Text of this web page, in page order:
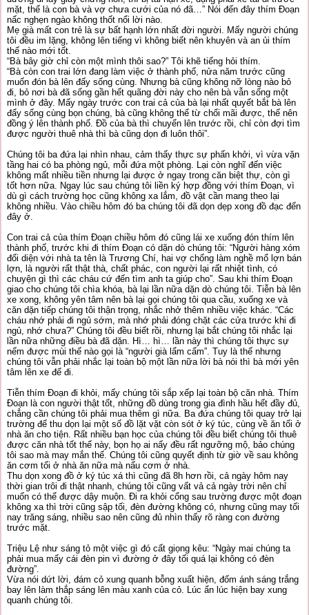
mặt, thế là con bà và vợ chưa cưới của nó đã…” Nói đến đây thím Đoạn
nấc nghẹn ngào không thốt nổi lời nào.
Mẹ già mất con trẻ là sự bất hạnh lớn nhất đời người. Mấy người chúng
tôi đều im lặng, không lên tiếng vì không biết nên khuyên và an ủi thím
thế nào mới tốt.
“Bà bây giờ chỉ còn một mình thôi sao?” Tôi khẽ tiếng hỏi thím.
“Bà còn con trai lớn đang làm việc ở thành phố, nửa năm trước cũng
muốn đón bà lên đấy sống cùng. Nhưng bà cũng không nỡ lòng nào bỏ
đi, bỏ nơi bà đã sống gần hết quãng đời này cho nên bà vẫn sống một
mình ở đây. Mấy ngày trước con trai cả của bà lại nhất quyết bắt bà lên
đấy sống cùng bọn chúng, bà cũng không thể từ chối mãi được, thế nên
đồng ý lên thành phố. Đồ của bà thì chuyển lên trước rồi, chỉ còn đợi tìm
được người thuê nhà thì bà cũng dọn đi luôn thôi”.
Chúng tôi ba đứa lại nhìn nhau, cảm thấy thực sự phấn khởi, vì vừa vặn
tầng hai có ba phòng ngủ, mỗi đứa một phòng. Lại còn nghĩ đến việc
không mất nhiều tiền nhưng lại được ở ngay trong căn biệt thự, còn gì
tốt hơn nữa. Ngay lúc sau chúng tôi liền ký hợp đồng với thím Đoạn, vì
dù gì cách trường học cũng không xa lắm, đồ vật cần mang theo lại
không nhiều. Vào chiều hôm đó ba chúng tôi đã dọn dẹp xong đồ đạc đến
đây ở.
Con trai cả của thím Đoạn chiều hôm đó cũng lái xe xuống đón thím lên
thành phố, trước khi đi thím Đoạn có dặn dò chúng tôi: “Người hàng xóm
đối diện với nhà ta tên là Trương Chí, hai vợ chống làm nghề mổ lợn bán
lợn, là người rất thật thà, chất phác, con người lại rất nhiệt tình, có
chuyện gì thì các cháu cứ đến tìm anh ta giúp cho”. Sau khi thím Đoạn
giao cho chúng tôi chìa khóa, bà lại lần nữa dặn dò chúng tôi. Tiễn bà lên
xe xong, không yên tâm nên bà lại gọi chúng tôi qua cầu, xuống xe và
căn dặn tiếp chúng tôi thận trọng, nhắc nhở thêm nhiều việc khác. “Các
cháu nhớ phải đi ngủ sớm, mà nhớ phải đóng chặt các cửa trước khi đi
ngủ, nhớ chưa?” Chúng tôi đều biết rồi, nhưng lại bắt chúng tôi nhắc lại
lần nữa những điều bà đã dặn. Hì… hì… lần này thì chúng tôi thực sự
nếm được mùi thế nào gọi là “người già lẩm cẩm”. Tuy là thế nhưng
chúng tôi vẫn phải nhắc lại toàn bộ một lần nữa lời bà nói thì bà mới yên
tâm lên xe để đi.
Tiễn thím Đoạn đi khỏi, mấy chúng tôi sắp xếp lại toàn bộ căn nhà. Thím
Đoạn là con người thật tốt, những đồ dùng trong gia đình hầu hết đầy đủ,
chẳng cần chúng tôi phải mua thêm gì nữa. Ba đứa chúng tôi quay trở lại
trường để thu dọn lại một số đồ lặt vặt còn sót ở ký túc, cùng về ăn tối ở
nhà ăn cho tiện. Rất nhiều bạn học của chúng tôi đều biết chúng tôi thuê
được căn nhà tốt thế này, bọn họ ai nấy đều rất ngưỡng mộ, bảo chúng
tôi sao mà may mắn thế. Chúng tôi cũng quyết định từ giờ về sau không
ăn cơm tối ở nhà ăn nữa mà nấu cơm ở nhà.
Thu dọn xong đồ ở ký túc xá thì cũng đã 8h hơn rồi, cả ngày hôm nay
thời gian trôi đi thật nhanh, chúng tôi cũng vất vả cả ngày trời nên chỉ
muốn có thể được dậy muộn. Đi ra khỏi cổng sau trường được một đoạn
không xa thì trời cũng sập tối, đèn đường không có, nhưng cũng may tối
nay trăng sáng, nhiều sao nên cũng đủ nhìn thấy rõ ràng con đường
trước mặt.
Triệu Lệ như sáng tỏ một việc gì đó cất giọng kêu: “Ngày mai chúng ta
phải mua mấy cái đèn pin vì đường ở đây tối quá lại không có đèn
đường”.
Vừa nói dứt lời, đám cỏ xung quanh bỗng xuất hiện, đốm ánh sáng trắng
bay lên làm thắp sáng lên màu xanh của cỏ. Lúc ẩn lúc hiện bay xung
quanh chúng tôi.